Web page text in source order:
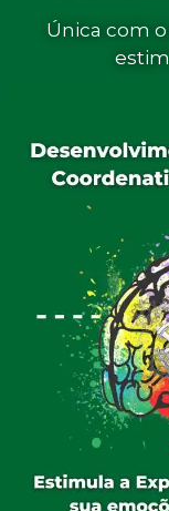
Única com